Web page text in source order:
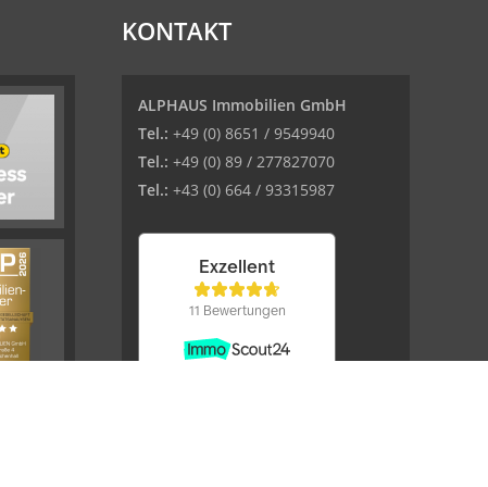
KONTAKT
ALPHAUS Immobilien GmbH
Tel.: +49 (0) 8651 / 9549940
Tel.: +49 (0) 89 / 277827070
Tel.: +43 (0) 664 / 93315987